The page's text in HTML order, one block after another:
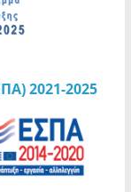
πρόσληψης
2021-2025